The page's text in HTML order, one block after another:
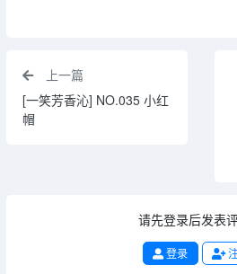
上一篇
[一笑芳香沁] NO.035 小红
帽
请先登录后发表评
登录